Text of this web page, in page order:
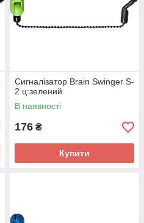
Сигналізатор Brain Swinger S-
2 ц:зелений
В наявності
176 ₴
Купити